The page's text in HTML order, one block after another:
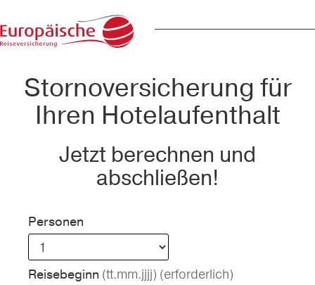
Stornoversicherung für
Ihren Hotelaufenthalt
Jetzt berechnen und
abschließen!
Personen
Reisebeginn (tt.mm.jjjj) (erforderlich)